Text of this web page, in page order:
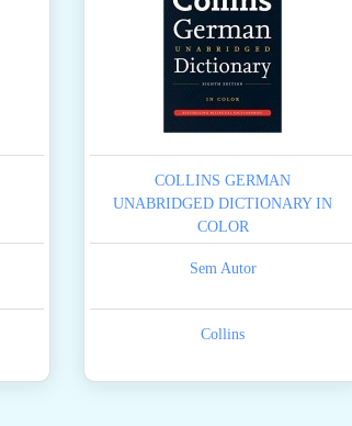
COLLINS GERMAN
UNABRIDGED DICTIONARY IN
COLOR
Sem Autor
Collins